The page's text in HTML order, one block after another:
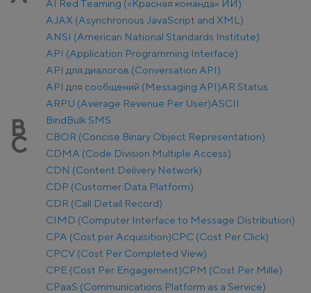
AI Red Teaming («Красная команда» ИИ)
AJAX (Asynchronous JavaScript and XML)
ANSI (American National Standards Institute)
API (Application Programming Interface)
API для диалогов (Conversation API)
API для сообщений (Messaging API)AR Status
ARPU (Average Revenue Per User)ASCII
B BindBulk SMS
C
CBOR (Concise Binary Object Representation)
CDMA (Code Division Multiple Access)
CDN (Content Delivery Network)
CDP (Customer Data Platform)
CDR (Call Detail Record)
CIMD (Computer Interface to Message Distribution)
CPA (Cost per Acquisition)CPC (Cost Per Click)
CPCV (Cost Per Completed View)
CPE (Cost Per Engagement)CPM (Cost Per Mille)
CPaaS (Communications Platform as a Service)